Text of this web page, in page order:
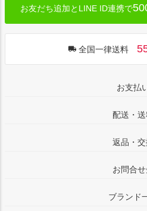
お友だち追加とLINE ID連携で
全国一律送料
お支払
配送・
返品・
お問合
ブランド